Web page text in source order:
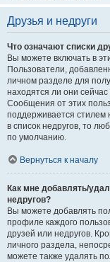
Друзья и недруги
Что означают списки
Вы можете включать в
Пользователи,
личном разделе для
находятся ли они
Сообщения от этих
поддерживается стилем
в список недругов, то
по умолчанию.
Вернуться к началу
Как мне добавлять/
недругов?
Вы можете добавлять
профиле каждого
друзей или недругов.
личного раздела,
можете также удалять